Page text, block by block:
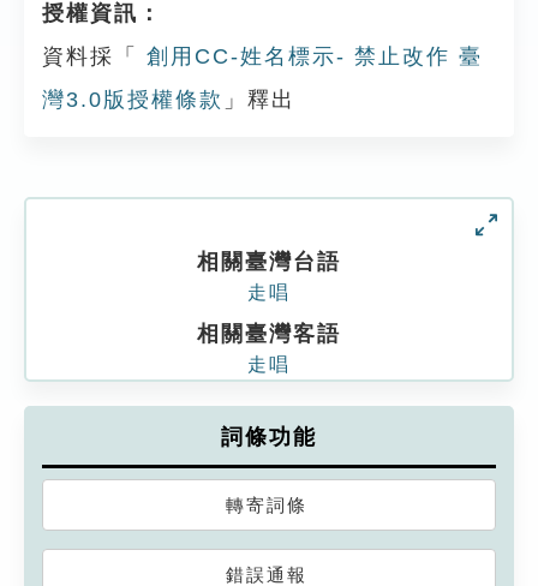
授權資訊：
資料採「
創用CC-姓名標示- 禁止改作 臺
灣3.0版授權條款 」釋出
相關臺灣台語
走唱
相關臺灣客語
走唱
詞條功能
轉寄詞條
錯誤通報